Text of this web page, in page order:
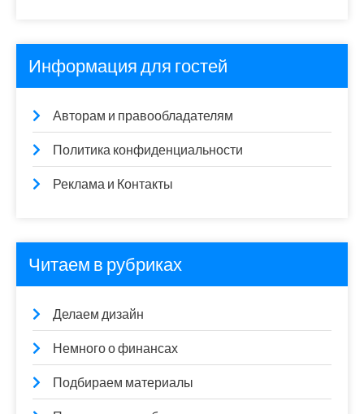
Информация для гостей
Авторам и правообладателям
Политика конфиденциальности
Реклама и Контакты
Читаем в рубриках
Делаем дизайн
Немного о финансах
Подбираем материалы